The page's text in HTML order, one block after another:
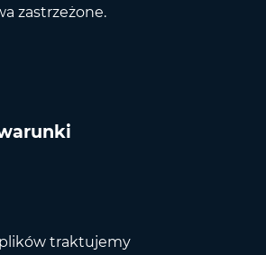
zastrzeżone.
traktujemy